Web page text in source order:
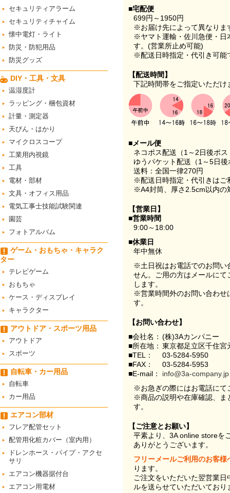
セキュリティアラーム
セキュリティチャイム
懐中電灯・ライト
防災・防犯用品
防災グッズ
DIY・工具・文具
温湿度計
ラッピング・梱包資材
計量・測定器
天びん・はかり
マイクロスコープ
工業用内視鏡
工具
電材・部材
文具・オフィス用品
電気工事士技能試験関連
園芸
フォトアルバム
ゲーム・おもちゃ・キャラク
ター
テレビゲーム
おもちゃ
ケース・ディスプレイ
キャラクター
アウトドア・スポーツ用品
アウトドア
スポーツ
自転車・カー用品
自転車
カー用品
エアコン部材
フレア配管セット
配管用化粧カバー（室内用）
ドレンホース・パイプ・アクセ
サリ
エアコン機器据付台
エアコン用電材
■宅配便
699円～1950円
※お届け先によって異なりま
※ヤマト運輸・佐川急便・日
す。(営業所止め可能)
※配送日時指定・代引き可能
【配送時間】
下記時間帯をご指定いただけ
■メール便
ネコポス配送（1～2日後ポ
ゆうパケット配送（1～5日
送料：全国一律270円
※配送日時指定・代引きはご
※A4封筒、厚さ2.5cm以内の
【営業日】
■営業時間
9:00～18:00
■休業日
年中無休
※土日祝はお電話でのお問い
せん。ご用の方はメールに
します。
※営業時間外のお問い合わせ
す。
【お問い合わせ】
■会社名： (株)3Aカンパニー
■所在地： 東京都足立区千住
■TEL：
03-5284-5950
■FAX：
03-5284-5953
■E-mail：
info@3a-company.jp
※お急ぎの際にはお電話にて
※商品の説明や在庫確認、ま
す。
【ご注意とお願い】
平素より、3A online storeを
ありがとうございます。
フリーメールご利用のお客様
ります。
ご注文をいただいた翌営業
ルを送らせていただいてお